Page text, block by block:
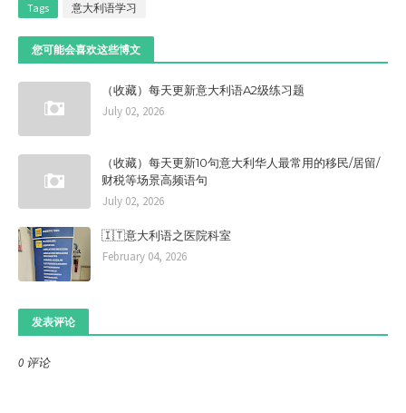
Tags 意大利语学习
您可能会喜欢这些博文
（收藏）每天更新意大利语A2级练习题
July 02, 2026
（收藏）每天更新10句意大利华人最常用的移民/居留/
财税等场景高频语句
July 02, 2026
🇮🇹意大利语之医院科室
February 04, 2026
发表评论
0 评论